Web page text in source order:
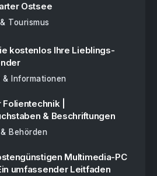
Ostsee
Tourismus
kostenlos Ihre Lieblings-
& Informationen
|
& Beschriftungen
Behörden
Multimedia-PC
umfassender Leitfaden